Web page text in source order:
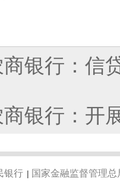
银行：信
银行：开
银行 | 国家金融监督管理总